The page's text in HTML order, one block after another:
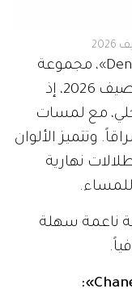
تقدم «ديور Dior»، في لوحة «279 Denim»، مجموعة
غنية من الظلال الزرقاء الرائجة في صيف 2026، إذ
مع لمسات
وتتميز الألوان
نهارية
ناعمة سهلة